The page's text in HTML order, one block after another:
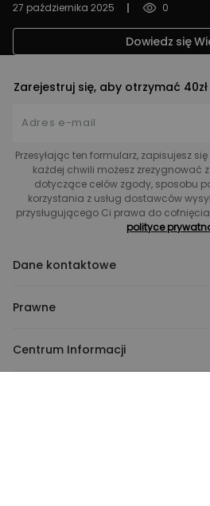
27 października 2025
0
Dowiedz się
Zarejestruj się, aby otrzymać
Przesyłając ten formularz, zapisujesz
każdej chwili możesz zrezygnować
dotyczące celów zgody, sposobu
korzystania z usług dostawców
przysługującego Ci prawa do
polityce
Dane kontaktowe
Prawne
Centrum Informacji